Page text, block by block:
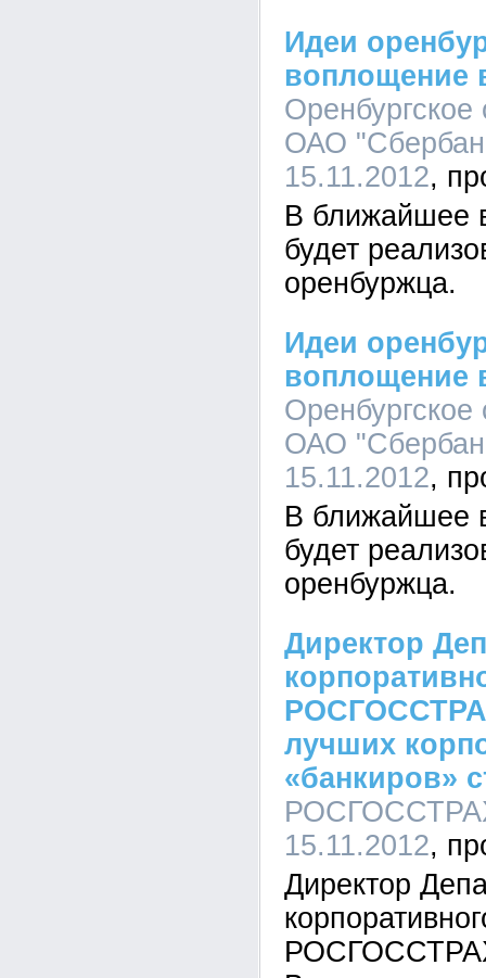
Идеи
воплощение
ОАО
15.11.2012
В ближайшее
будет
оренбуржца.
Идеи
воплощение
ОАО
15.11.2012
В ближайшее
будет
оренбуржца.
Директор
лучших
«банкиров»
15.11.2012
Директор